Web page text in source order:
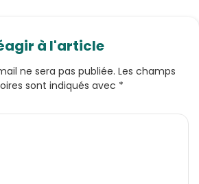
à l'article
ne sera pas publiée. Les champs
sont indiqués avec *